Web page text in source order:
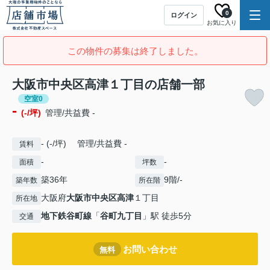
ログイン
お気に入り
0
この物件の募集は終了しました。
大阪市中央区高津１丁目の店舗一部
空室0
- (-/坪) 管理/共益費 -
賃料 - (-/坪) 管理/共益費 -
面積 - 坪数 -
築年数 築36年 所在階 9階/-
所在地 大阪府大阪市中央区高津 １丁目
交通 地下鉄谷町線 「谷町九丁目 」駅 徒歩5分
無料 お問い合わせ